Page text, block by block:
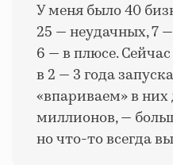
У меня было 40
25 — неудачных, 7
6 — в плюсе.
в 2 — 3 года
«впариваем» в них
миллионов, —
но что-то всегда